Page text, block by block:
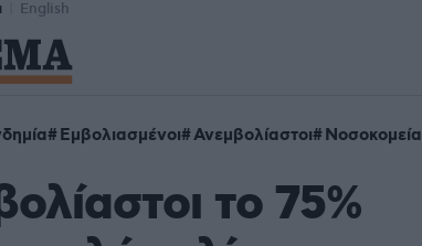
English
Εμβολιασμένοι Ανεμβολίαστοι Νοσοκομεία
το 75%